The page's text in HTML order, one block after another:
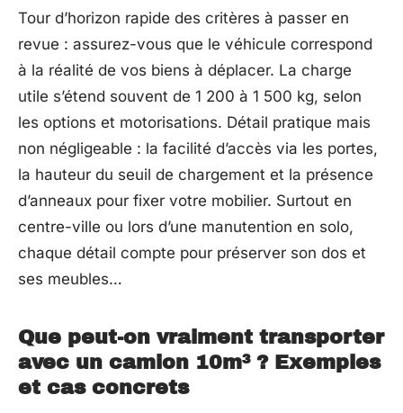
Tour d’horizon rapide des critères à passer en
revue : assurez-vous que le véhicule correspond
à la réalité de vos biens à déplacer. La charge
utile s’étend souvent de 1 200 à 1 500 kg, selon
les options et motorisations. Détail pratique mais
non négligeable : la facilité d’accès via les portes,
la hauteur du seuil de chargement et la présence
d’anneaux pour fixer votre mobilier. Surtout en
centre-ville ou lors d’une manutention en solo,
chaque détail compte pour préserver son dos et
ses meubles…
Que peut-on vraiment transporter
avec un camion 10m³ ? Exemples
et cas concrets